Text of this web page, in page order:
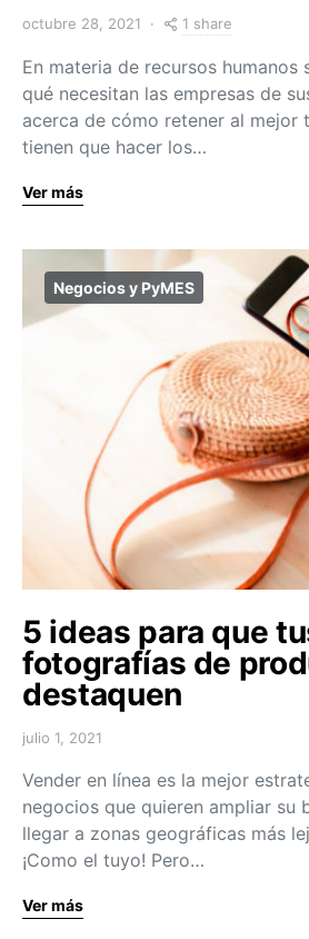
octubre 28, 2021 1 share
En materia de recursos humanos
qué necesitan las empresas de
acerca de cómo retener al mejor
tienen que hacer los…
Ver más
Negocios y PyMES
5 ideas para que
fotografías de
destaquen
julio 1, 2021
Vender en línea es la mejor
negocios que quieren ampliar su
llegar a zonas geográficas más
¡Como el tuyo! Pero…
Ver más